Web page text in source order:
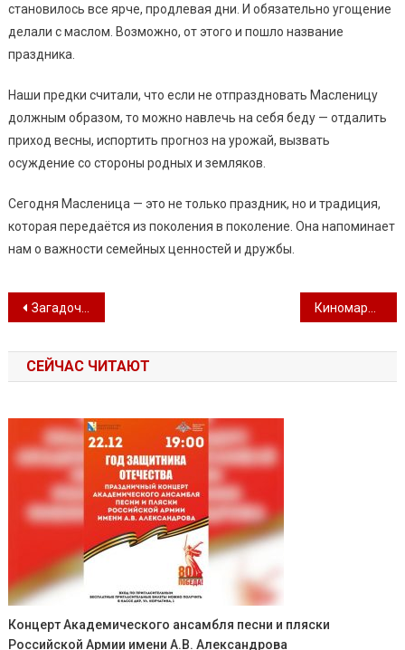
становилось все ярче, продлевая дни. И обязательно угощение
делали с маслом. Возможно, от этого и пошло название
праздника.
Наши предки считали, что если не отпраздновать Масленицу
должным образом, то можно навлечь на себя беду — отдалить
приход весны, испортить прогноз на урожай, вызвать
осуждение со стороны родных и земляков.
Сегодня Масленица — это не только праздник, но и традиция,
которая передаётся из поколения в поколение. Она напоминает
нам о важности семейных ценностей и дружбы.
Навигация по записям
Загадочный и хрупкий инструмент
СЕЙЧАС ЧИТАЮТ
Концерт Академического ансамбля песни и пляски
Российской Армии имени А.В. Александрова